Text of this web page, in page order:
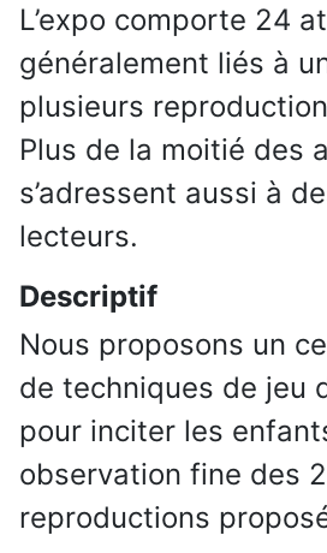
L’expo comporte 24
généralement liés à
plusieurs
Plus de la moitié des
s’adressent aussi à
lecteurs.
Descriptif
Nous proposons un
de techniques de jeu
pour inciter les
observation fine des
reproductions